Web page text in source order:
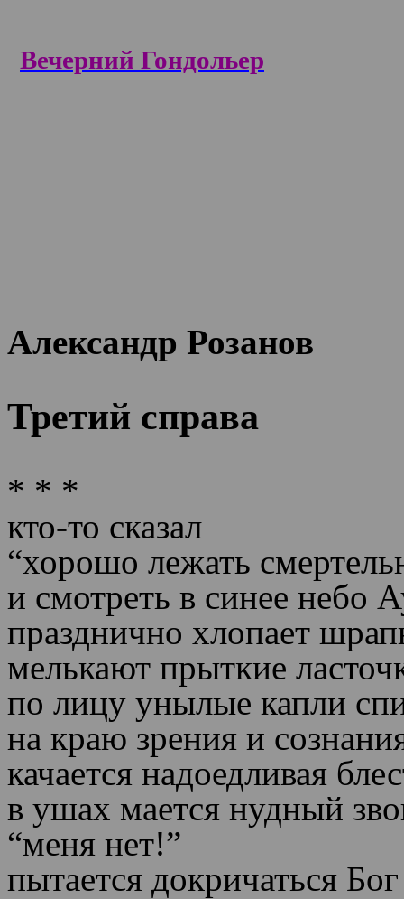
Вечерний Гондольер
Александр Розанов
Третий справа
* * *
кто-то сказал
“хорошо лежать
и смотреть в синее небо
празднично хлопает
мелькают прыткие
по лицу унылые капли
на краю зрения и
качается надоедливая
в ушах мается нудный
“меня нет!”
пытается докричаться Бог